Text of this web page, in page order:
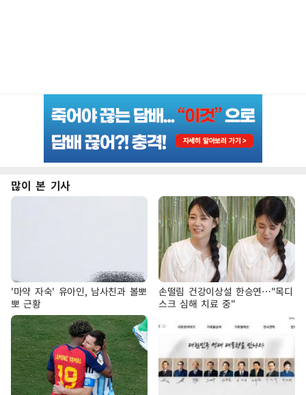
많이 본 기사
'마약 자숙' 유아인, 남사친과 볼뽀
뽀 근황
손떨림 건강이상설 한승연…"목디
스크 심해 치료 중"